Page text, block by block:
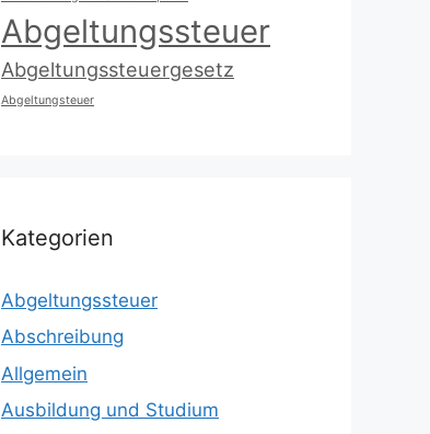
Abgeltungssteuer
Abgeltungssteuergesetz
Abgeltungsteuer
Kategorien
Abgeltungssteuer
Abschreibung
Allgemein
Ausbildung und Studium